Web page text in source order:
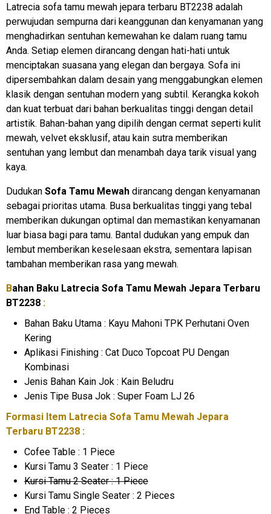
Latrecia sofa tamu mewah jepara terbaru BT2238 adalah
perwujudan sempurna dari keanggunan dan kenyamanan yang
menghadirkan sentuhan kemewahan ke dalam ruang tamu
Anda. Setiap elemen dirancang dengan hati-hati untuk
menciptakan suasana yang elegan dan bergaya. Sofa ini
dipersembahkan dalam desain yang menggabungkan elemen
klasik dengan sentuhan modern yang subtil. Kerangka kokoh
dan kuat terbuat dari bahan berkualitas tinggi dengan detail
artistik. Bahan-bahan yang dipilih dengan cermat seperti kulit
mewah, velvet eksklusif, atau kain sutra memberikan
sentuhan yang lembut dan menambah daya tarik visual yang
kaya.
Dudukan Sofa Tamu Mewah dirancang dengan kenyamanan
sebagai prioritas utama. Busa berkualitas tinggi yang tebal
memberikan dukungan optimal dan memastikan kenyamanan
luar biasa bagi para tamu. Bantal dudukan yang empuk dan
lembut memberikan keselesaan ekstra, sementara lapisan
tambahan memberikan rasa yang mewah.
Bahan Baku Latrecia Sofa Tamu Mewah Jepara Terbaru
BT2238 :
Bahan Baku Utama : Kayu Mahoni TPK Perhutani Oven
Kering
Aplikasi Finishing : Cat Duco Topcoat PU Dengan
Kombinasi
Jenis Bahan Kain Jok : Kain Beludru
Jenis Tipe Busa Jok : Super Foam LJ 26
Formasi Item Latrecia Sofa Tamu Mewah Jepara
Terbaru BT2238 :
Cofee Table : 1 Piece
Kursi Tamu 3 Seater : 1 Piece
Kursi Tamu 2 Seater : 1 Piece
Kursi Tamu Single Seater : 2 Pieces
End Table : 2 Pieces